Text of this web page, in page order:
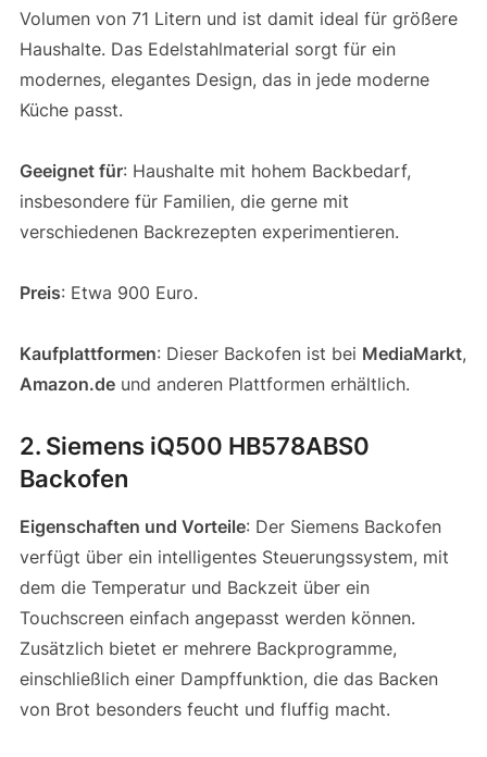
Volumen von 71 Litern und ist damit ideal für größere
Haushalte. Das Edelstahlmaterial sorgt für ein
modernes, elegantes Design, das in jede moderne
Küche passt.
Geeignet für: Haushalte mit hohem Backbedarf,
insbesondere für Familien, die gerne mit
verschiedenen Backrezepten experimentieren.
Preis: Etwa 900 Euro.
Kaufplattformen: Dieser Backofen ist bei MediaMarkt,
Amazon.deund anderen Plattformen erhältlich.
2. Siemens iQ500 HB578ABS0
Backofen
Eigenschaften und Vorteile: Der Siemens Backofen
verfügt über ein intelligentes Steuerungssystem, mit
dem die Temperatur und Backzeit über ein
Touchscreen einfach angepasst werden können.
Zusätzlich bietet er mehrere Backprogramme,
einschließlich einer Dampffunktion, die das Backen
von Brot besonders feucht und fluffig macht.